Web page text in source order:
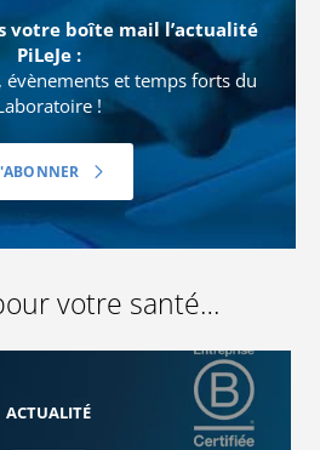
votre boîte mail l’actualité
PiLeJe :
et temps forts du
!
votre santé…
ACTUALITÉ